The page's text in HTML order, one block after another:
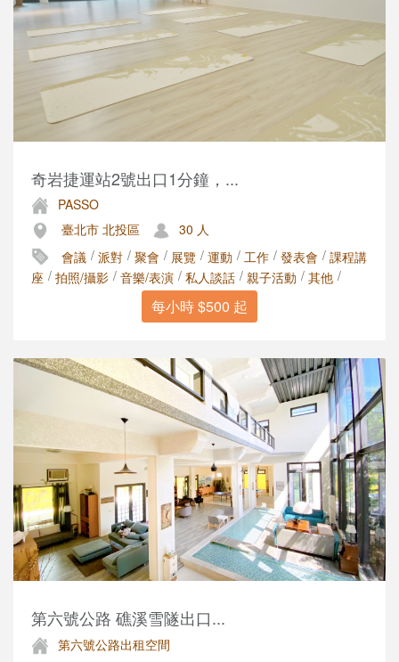
奇岩捷運站2號出口1分鐘，...
PASSO
臺北市 北投區
30 人
會議 / 派對 / 聚會 / 展覽 / 運動 / 工作 / 發表會 / 課程講
座 / 拍照/攝影 / 音樂/表演 / 私人談話 / 親子活動 / 其他 /
每小時 $500 起
第六號公路 礁溪雪隧出口...
第六號公路出租空間